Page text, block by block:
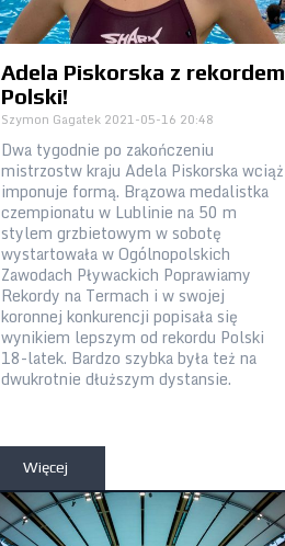
Adela Piskorska z rekordem
Polski!
Szymon Gagatek 2021-05-16 20:48
Dwa tygodnie po zakończeniu
mistrzostw kraju Adela Piskorska wciąż
imponuje formą. Brązowa medalistka
czempionatu w Lublinie na 50 m
stylem grzbietowym w sobotę
wystartowała w Ogólnopolskich
Zawodach Pływackich Poprawiamy
Rekordy na Termach i w swojej
koronnej konkurencji popisała się
wynikiem lepszym od rekordu Polski
18-latek. Bardzo szybka była też na
dwukrotnie dłuższym dystansie.
Więcej